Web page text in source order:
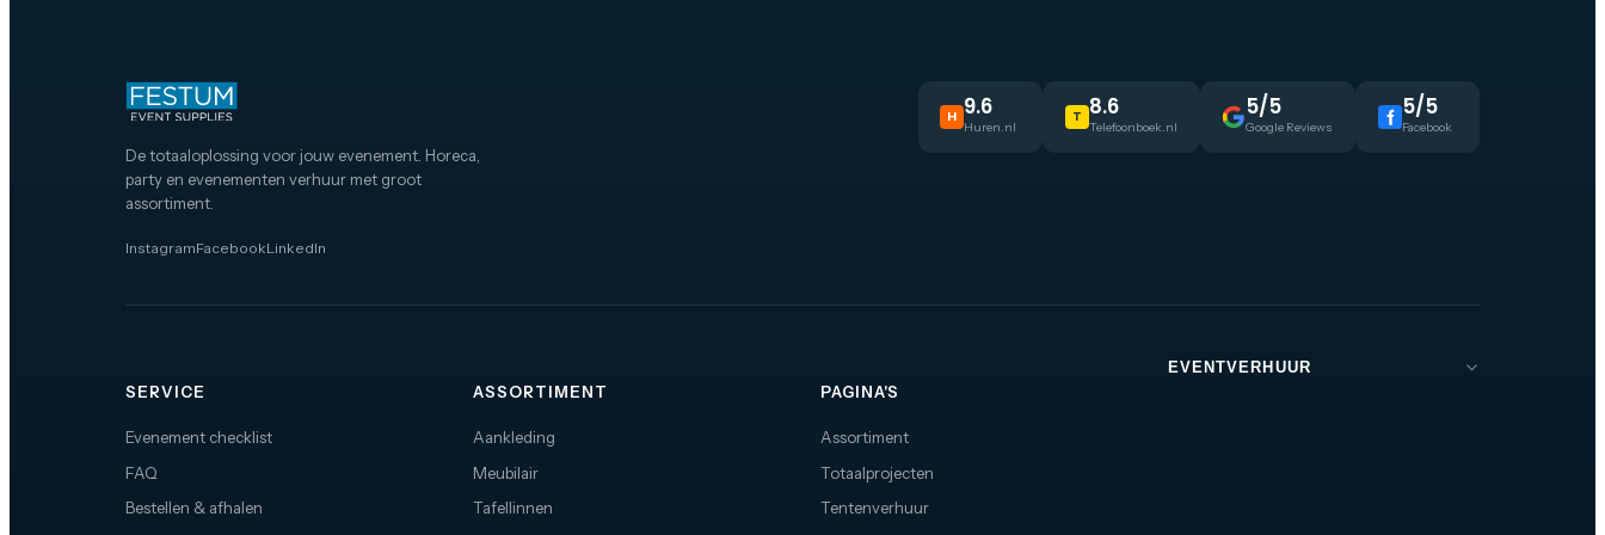
gebruiken voor het afschermen van
De totaaloplossing voor jouw evenement. Horeca,
party en evenementen verhuur met groot
assortiment.
InstagramFacebookLinkedIn
H 9.6
Huren.nl
T 8.6
Telefoonboek.nl
5/5
Google Reviews
5/5
Facebook
SERVICE
Evenement checklist
FAQ
Bestellen & afhalen
ASSORTIMENT
Aankleding
Meubilair
Tafellinnen
PAGINA'S
Assortiment
Totaalprojecten
Tentenverhuur
EVENTVERHUUR